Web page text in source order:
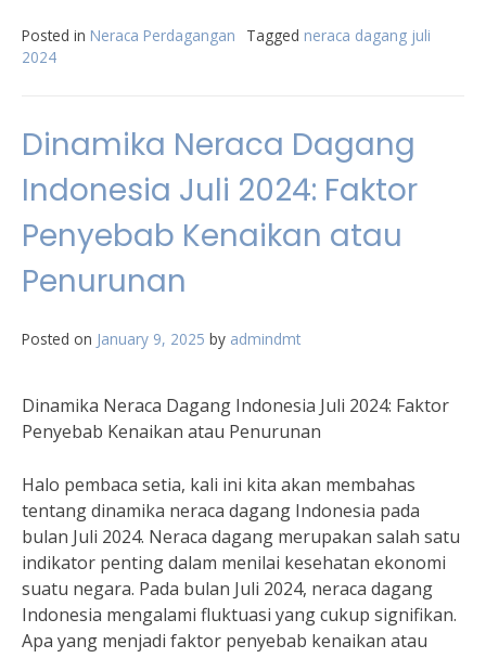
Posted in Neraca Perdagangan Tagged neraca dagang juli
2024
Dinamika Neraca Dagang
Indonesia Juli 2024: Faktor
Penyebab Kenaikan atau
Penurunan
Posted on January 9, 2025 by admindmt
Dinamika Neraca Dagang Indonesia Juli 2024: Faktor
Penyebab Kenaikan atau Penurunan
Halo pembaca setia, kali ini kita akan membahas
tentang dinamika neraca dagang Indonesia pada
bulan Juli 2024. Neraca dagang merupakan salah satu
indikator penting dalam menilai kesehatan ekonomi
suatu negara. Pada bulan Juli 2024, neraca dagang
Indonesia mengalami fluktuasi yang cukup signifikan.
Apa yang menjadi faktor penyebab kenaikan atau